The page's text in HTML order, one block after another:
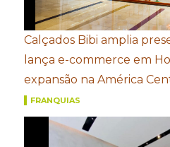
Calçados Bibi amplia
lança e-commerce em
expansão na América
FRANQUIAS